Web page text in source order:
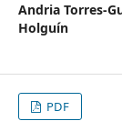
Andria Torres-
Holguín
PDF